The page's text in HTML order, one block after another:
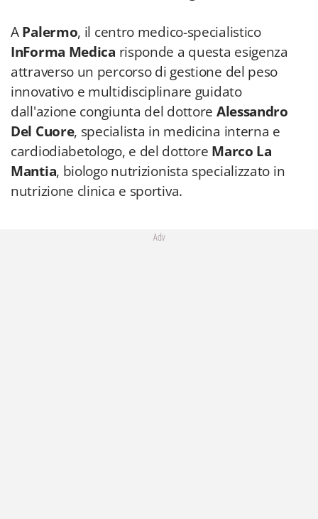
APalermo, il centro medico-specialistico
InForma Medica risponde a questa esigenza
attraverso un percorso di gestione del peso
innovativo e multidisciplinare guidato
dall'azione congiunta del dottore Alessandro
Del Cuore, specialista in medicina interna e
cardiodiabetologo, e del dottore Marco La
Mantia, biologo nutrizionista specializzato in
nutrizione clinica e sportiva.
Adv